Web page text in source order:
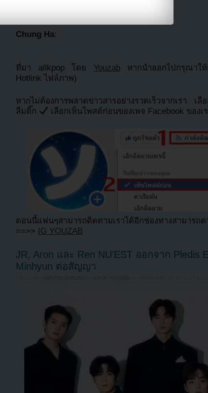
Chung Ha:
ที่มา allkpop โดย Youzabหากนำออกไปกรุณาใ
Hotlink ไฟล์ภาพ)
หากไม่ต้องการพลาดข่าวสารอย่างรวดเร็วจากเรา เ
ลืมติ๊ก
เลือกเห็นโพสต์ก่อนของเพจ Facebook ของเ
ตอนนี้แฟนๆสามารถติดตามเราได้อีกช่องทางสามาร
==>> IG YOUZAB
JR, Aron และ Ren NU’EST ออกจาก Pledis
Minhyun ต่อสัญญา
UNCATEGORIZED KPOP YOUZAB